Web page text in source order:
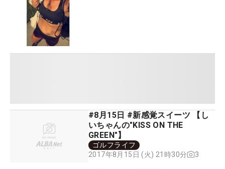
#8月15日 #新感覚スイーツ 【し
いちゃんの"KISS ON THE
GREEN"】
ゴルフライフ
2017年8月15日 (火) 21時30分
3